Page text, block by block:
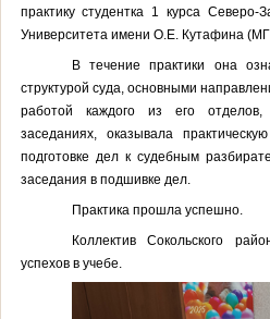
практику студентка 1 курса Северо-
Университета имени О.Е. Кутафина
В течение практики она
структурой суда, основными
работой каждого из его отделов,
заседаниях, оказывала
подготовке дел к судебным
заседания в подшивке дел.
Практика прошла успешно.
Коллектив Сокольского
успехов в учебе.